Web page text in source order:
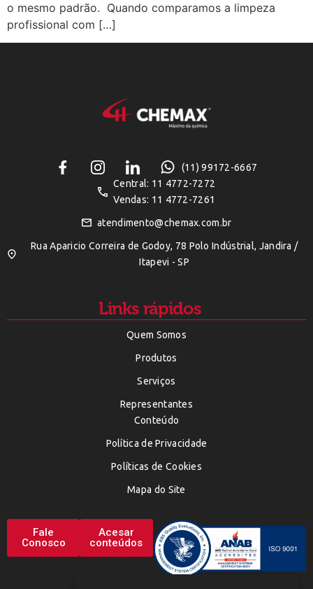
o mesmo padrão. Quando comparamos a limpeza
profissional com […]
(11) 99172-6667
Central: 11 4772-7272
Vendas: 11 4772-7261
atendimento@chemax.com.br
Rua Aparicio Correira de Godoy, 78 Polo Indústrial, Jandira /
Itapevi - SP
Links rápidos
Quem Somos
Produtos
Serviços
Representantes
Conteúdo
Política de Privacidade
Políticas de Cookies
Mapa do Site
Fale
Conosco
Acesar
conteúdos